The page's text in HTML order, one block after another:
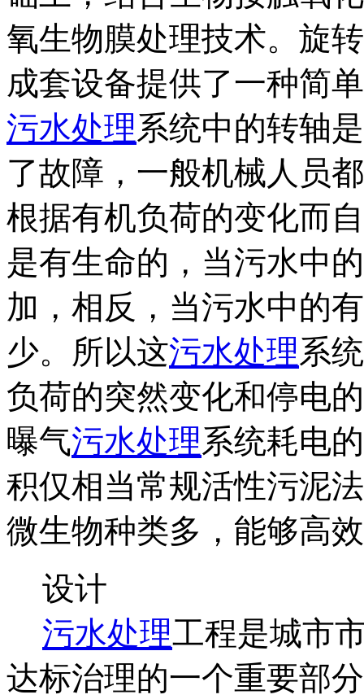
氧生物膜处理技术。旋
成套设备提供了一种简
污水处理系统中的转轴
了故障，一般机械人员
根据有机负荷的变化而
是有生命的，当污水中
加，相反，当污水中的
少。所以这污水处理系
负荷的突然变化和停电
曝气污水处理系统耗电
积仅相当常规活性污泥
微生物种类多，能够高
设计
污水处理工程是城市
达标治理的一个重要部